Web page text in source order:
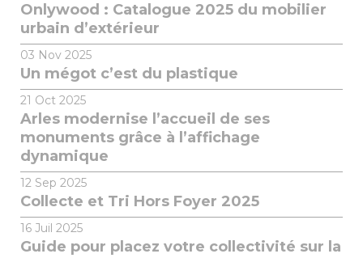
Onlywood : Catalogue 2025 du mobilier
urbain d’extérieur
03 Nov 2025
Un mégot c’est du plastique
21 Oct 2025
Arles modernise l’accueil de ses
monuments grâce à l’affichage
dynamique
12 Sep 2025
Collecte et Tri Hors Foyer 2025
16 Juil 2025
Guide pour placez votre collectivité sur la